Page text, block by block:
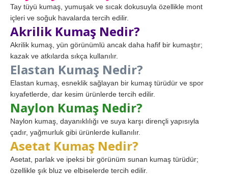
Tay tüyü kumaş, yumuşak ve sıcak dokusuyla özellikle mont
içleri ve soğuk havalarda tercih edilir.
Akrilik Kumaş Nedir?
Akrilik kumaş, yün görünümlü ancak daha hafif bir kumaştır;
kazak ve atkılarda sıkça kullanılır.
Elastan Kumaş Nedir?
Elastan kumaş, esneklik sağlayan bir kumaş türüdür ve spor
kıyafetlerde, dar kesim ürünlerde tercih edilir.
Naylon Kumaş Nedir?
Naylon kumaş, dayanıklılığı ve suya karşı dirençli yapısıyla
çadır, yağmurluk gibi ürünlerde kullanılır.
Asetat Kumaş Nedir?
Asetat, parlak ve ipeksi bir görünüm sunan kumaş türüdür;
özellikle şık bluz ve elbiselerde tercih edilir.